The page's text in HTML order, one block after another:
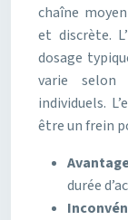
chaîne
et discrète.
dosage
varie
individuels.
être un frein
durée